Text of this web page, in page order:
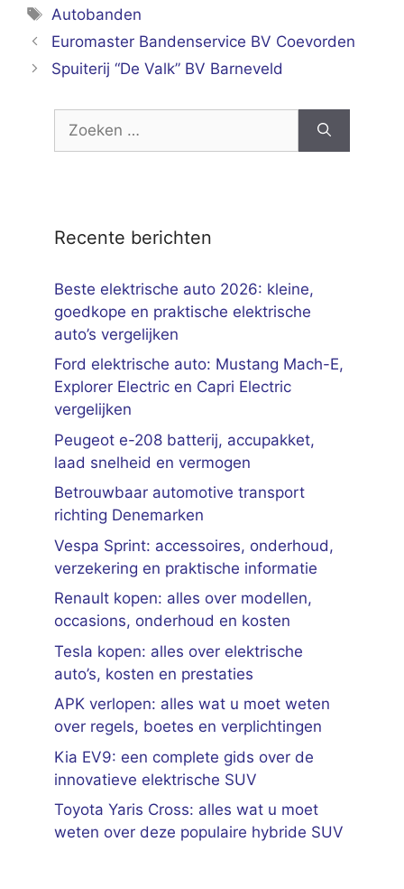
Tags
Autobanden
Euromaster Bandenservice BV Coevorden
Spuiterij “De Valk” BV Barneveld
naar:
Recente berichten
Beste elektrische auto 2026: kleine,
goedkope en praktische elektrische
auto’s vergelijken
Ford elektrische auto: Mustang Mach-E,
Explorer Electric en Capri Electric
vergelijken
Peugeot e-208 batterij, accupakket,
laad snelheid en vermogen
Betrouwbaar automotive transport
richting Denemarken
Vespa Sprint: accessoires, onderhoud,
verzekering en praktische informatie
Renault kopen: alles over modellen,
occasions, onderhoud en kosten
Tesla kopen: alles over elektrische
auto’s, kosten en prestaties
APK verlopen: alles wat u moet weten
over regels, boetes en verplichtingen
Kia EV9: een complete gids over de
innovatieve elektrische SUV
Toyota Yaris Cross: alles wat u moet
weten over deze populaire hybride SUV